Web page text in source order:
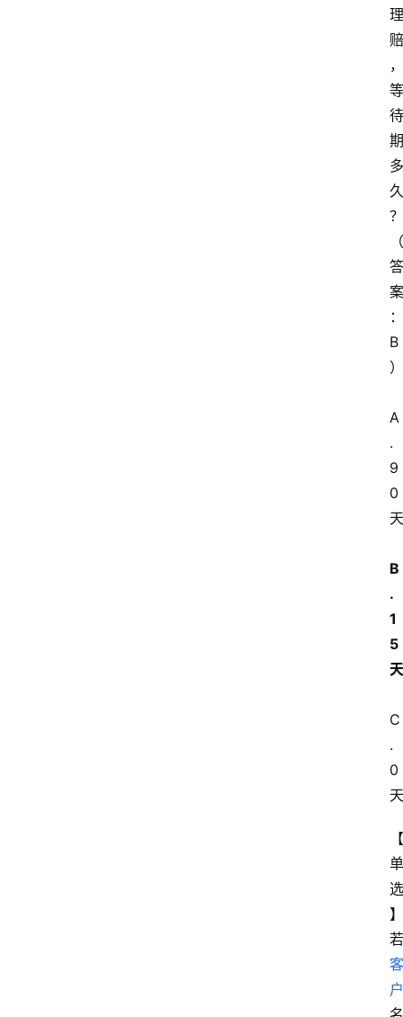
理
赔
，
等
待
期
多
久
？
（
答
案
：
B
A
.
9
0
天
B
.
1
5
天
C
.
0
天
【
单
选
】
若
客
户